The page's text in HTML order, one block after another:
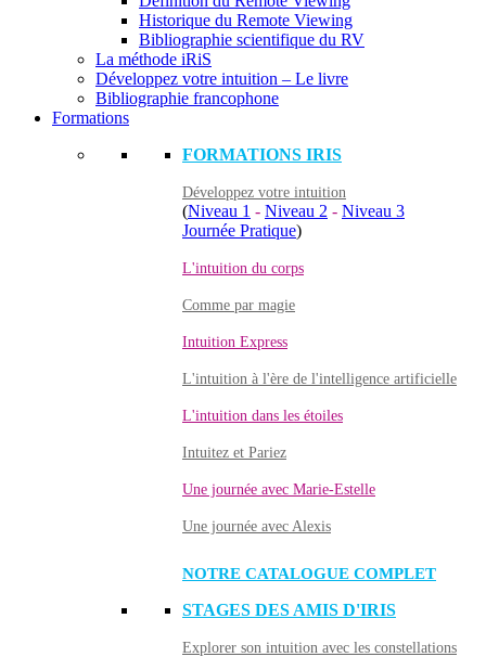
Historique du Remote Viewing
Bibliographie scientifique du RV
La méthode iRiS
Développez votre intuition – Le livre
Bibliographie francophone
Formations
FORMATIONS IRIS
Développez votre intuition
(Niveau 1 - Niveau 2 - Niveau 3
Journée Pratique)
L'intuition du corps
Comme par magie
Intuition Express
L'intuition à l'ère de l'intelligence artificielle
L'intuition dans les étoiles
Intuitez et Pariez
Une journée avec Marie-Estelle
Une journée avec Alexis
NOTRE CATALOGUE COMPLET
STAGES DES AMIS D'IRIS
Explorer son intuition avec les constellations